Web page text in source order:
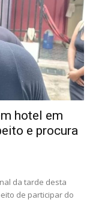
hotel em
e procura
da tarde desta
de participar do